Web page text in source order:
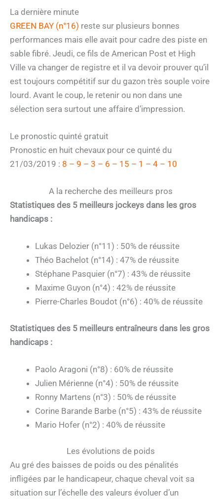
La dernière minute
GREEN BAY (n°16) reste sur plusieurs bonnes
performances mais elle avait pour cadre des piste en
sable fibré. Jeudi, ce fils de American Post et High
Ville va changer de registre et il va devoir prouver qu’il
est toujours compétitif sur du gazon très souple voire
lourd. Avant le coup, le retenir ou non dans une
sélection sera surtout une affaire d’impression.
Le pronostic quinté gratuit
Pronostic en huit chevaux pour ce quinté du
21/03/2019 : 8 – 9 – 3 – 6 – 15 – 1 – 4 – 10
A la recherche des meilleurs pros
Statistiques des 5 meilleurs jockeys dans les gros
handicaps :
Lukas Delozier (n°11) : 50% de réussite
Théo Bachelot (n°14) : 47% de réussite
Stéphane Pasquier (n°7) : 43% de réussite
Maxime Guyon (n°4) : 42% de réussite
Pierre-Charles Boudot (n°6) : 40% de réussite
Statistiques des 5 meilleurs entraîneurs dans les gros
handicaps :
Paolo Aragoni (n°8) : 60% de réussite
Julien Mérienne (n°4) : 50% de réussite
Ronny Martens (n°3) : 50% de réussite
Corine Barande Barbe (n°5) : 43% de réussite
Mario Hofer (n°2) : 40% de réussite
Les évolutions de poids
Au gré des baisses de poids ou des pénalités
infligées par le handicapeur, chaque cheval voit sa
situation sur l’échelle des valeurs évoluer d’un